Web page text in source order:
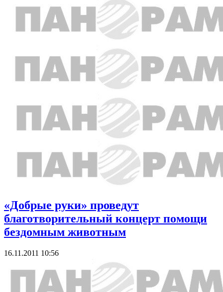
«Добрые руки» проведут
благотворительный концерт помощи
бездомным животным
16.11.2011 10:56